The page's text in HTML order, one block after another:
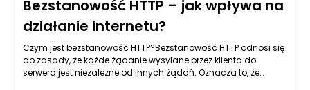
Bezstanowość HTTP – jak wpływa na
działanie internetu?
Czym jest bezstanowość HTTP?Bezstanowość HTTP odnosi się
do zasady, że każde żądanie wysyłane przez klienta do
serwera jest niezależne od innych żądań. Oznacza to, że